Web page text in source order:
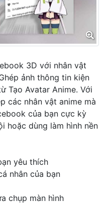
3D với nhân vật
ảnh thông tin kiện
Tạo Avatar Anime. Với
các nhân vật anime mà
của bạn cực kỳ
hoặc dùng làm hình nền
yêu thích
nhân của bạn
chụp màn hình